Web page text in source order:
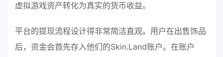
虚拟游戏资产转化为真实的货币收益。
平台的提现流程设计得非常简洁直观。用户在出售饰品
后，资金会首先存入他们的Skin.Land账户。在账户